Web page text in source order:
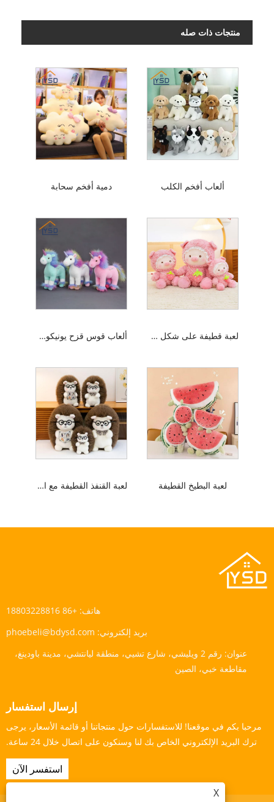
منتجات ذات صله
دمية أفخم سحابة ألعاب أفخم الكلب
ألعاب قوس قزح يونيكورن أفخم لعبة قطيفة على شكل خنزير الفراولة من الدانتيل
لعبة القنفذ القطيفة مع النظارات لعبة البطيخ القطيفة
هاتف: +86 18803228816
بريد إلكتروني: phoebeli@bdysd.com
عنوان:
رقم 2 ويليشي، شارع تشيي، منطقة ليانتشي، مدينة باودينغ،
مقاطعة خبي، الصين
إرسال استفسار
مرحبا بكم في موقعنا! للاستفسارات حول منتجاتنا أو قائمة الأسعار، يرجى
ترك البريد الإلكتروني الخاص بك لنا وسنكون على اتصال خلال 24 ساعة.
استفسر الآن
X